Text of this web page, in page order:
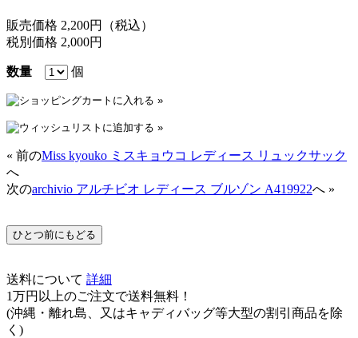
販売価格 2,200円
（税込）
税別価格 2,000円
数量 個
« 前のMiss kyouko ミスキョウコ レディース リュックサック
へ
次のarchivio アルチビオ レディース ブルゾン A419922へ »
送料について 詳細
1万円以上のご注文で送料無料 ！
(沖縄・離れ島、又はキャディバッグ等大型の割引商品を除
く)